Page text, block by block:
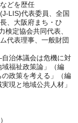
どを歴任
代表委員、全国
、大阪府まち・ひ
検定協会共同代表、
代表理事、一般財団
治体議会は危機に対
福祉政策論」（編
政策を考える」（編
現と地域公共人材」